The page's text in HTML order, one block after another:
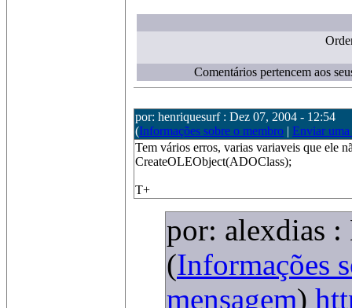
Comentários pertencem aos
por: henriquesurf : Dez 07, 2004 - 12:54
(Informações sobre o membro | Enviar uma
Tem vários erros, varias variaveis que ele
CreateOLEObject(ADOClass);
T+
por: alexdias
(Informações
mensagem)